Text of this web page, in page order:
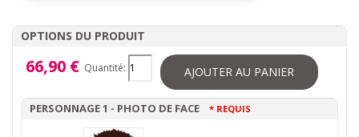
OPTIONS DU PRODUIT
66,90 € Quantité: AJOUTER AU PANIER
PERSONNAGE 1 - PHOTO DE FACE * REQUIS